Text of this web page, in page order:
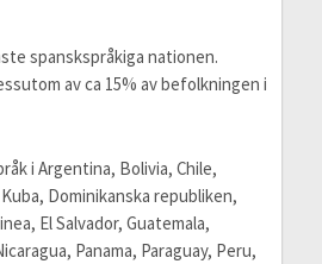
spanskspråkiga nationen.
av ca 15% av befolkningen i
i Argentina, Bolivia, Chile,
Dominikanska republiken,
El Salvador, Guatemala,
Panama, Paraguay, Peru,